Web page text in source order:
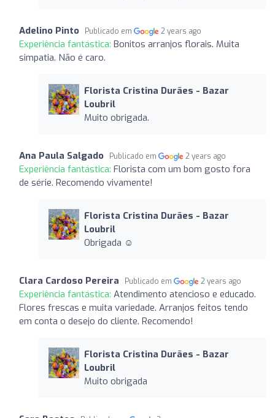
Adelino Pinto Publicado em 2 years ago
Experiência fantástica: Bonitos arranjos florais. Muita
simpatia. Não é caro.
Florista Cristina Durães - Bazar
Loubril
Muito obrigada.
Ana Paula Salgado Publicado em 2 years ago
Experiência fantástica: Florista com um bom gosto fora
de série. Recomendo vivamente!
Florista Cristina Durães - Bazar
Loubril
Obrigada ☺️
Clara Cardoso Pereira Publicado em 2 years ago
Experiência fantástica: Atendimento atencioso e educado.
Flores frescas e muita variedade. Arranjos feitos tendo
em conta o desejo do cliente. Recomendo!
Florista Cristina Durães - Bazar
Loubril
Muito obrigada